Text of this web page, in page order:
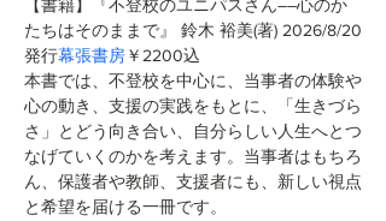
【書籍】『不登校のユニパスさん――心のか
たちはそのままで』 鈴木 裕美(著) 2026/8/20
発行幕張書房￥2200込
本書では、不登校を中心に、当事者の体験や
心の動き、支援の実践をもとに、「生きづら
さ」とどう向き合い、自分らしい人生へとつ
なげていくのかを考えます。当事者はもちろ
ん、保護者や教師、支援者にも、新しい視点
と希望を届ける一冊です。